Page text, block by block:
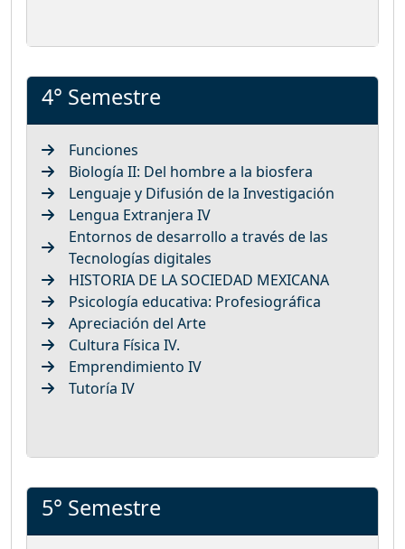
4° Semestre
Funciones
Biología II: Del hombre a la biosfera
Lenguaje y Difusión de la Investigación
Lengua Extranjera IV
Entornos de desarrollo a través de las
Tecnologías digitales
HISTORIA DE LA SOCIEDAD MEXICANA
Psicología educativa: Profesiográfica
Apreciación del Arte
Cultura Física IV.
Emprendimiento IV
Tutoría IV
5° Semestre